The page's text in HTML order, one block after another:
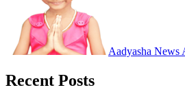
Aadyasha News
Recent Posts